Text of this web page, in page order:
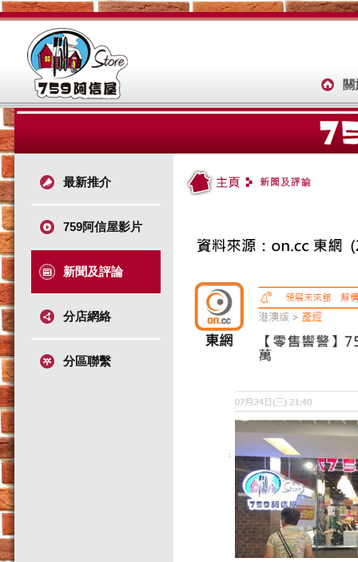
最新推介
759阿信屋影片
新聞及評論
分店網絡
分區聯繫